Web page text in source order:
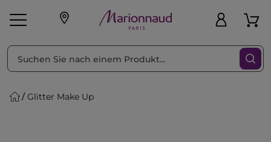
Geschenke
Glitter Make Up
sortieren nach Filter